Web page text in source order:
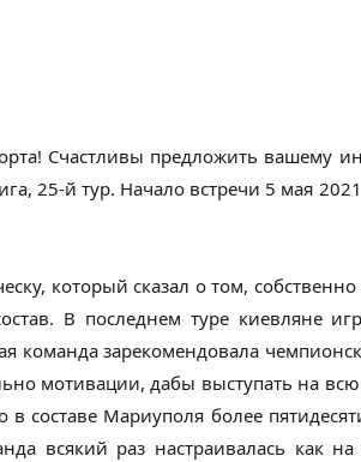
Счастливы предложить вашему
25-й тур. Начало встречи 5 мая
который сказал о том,
В последнем туре киевляне
команда зарекомендовала
мотивации, дабы выступать на
в составе Мариуполя более
всякий раз настраивалась как